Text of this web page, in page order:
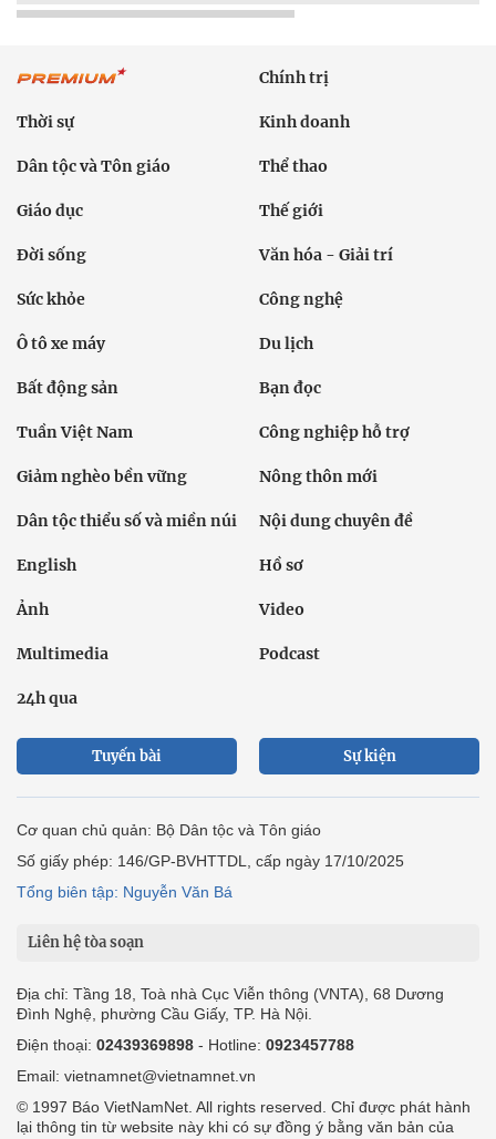
Chính trị
Thời sự Kinh doanh
Dân tộc và Tôn giáo Thể thao
Giáo dục Thế giới
Đời sống Văn hóa - Giải trí
Sức khỏe Công nghệ
Ô tô xe máy Du lịch
Bất động sản Bạn đọc
Tuần Việt Nam Công nghiệp hỗ trợ
Giảm nghèo bền vững Nông thôn mới
Dân tộc thiểu số và miền núi Nội dung chuyên đề
English Hồ sơ
Ảnh Video
Multimedia Podcast
24h qua
Tuyến bài Sự kiện
Cơ quan chủ quản: Bộ Dân tộc và Tôn giáo
Số giấy phép: 146/GP-BVHTTDL, cấp ngày 17/10/2025
Tổng biên tập: Nguyễn Văn Bá
Liên hệ tòa soạn
Địa chỉ: Tầng 18, Toà nhà Cục Viễn thông (VNTA), 68 Dương
Đình Nghệ, phường Cầu Giấy, TP. Hà Nội.
Điện thoại: 02439369898 - Hotline: 0923457788
Email: vietnamnet@vietnamnet.vn
© 1997 Báo VietNamNet. All rights reserved. Chỉ được phát hành
lại thông tin từ website này khi có sự đồng ý bằng văn bản của